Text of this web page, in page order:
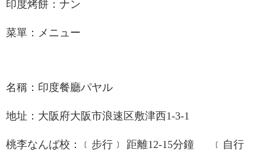
印度烤餅：ナン
菜單：メニュー
名稱：印度餐廳パヤル
地址：大阪府大阪市浪速区敷津西1-3-1
桃李なんば校：﹝步行﹞ 距離12-15分鐘 ﹝自行